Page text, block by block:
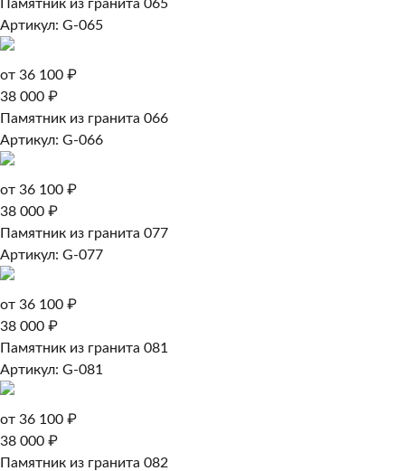
Памятник из гранита 065
Артикул: G-065
от 36 100 ₽
38 000 ₽
Памятник из гранита 066
Артикул: G-066
от 36 100 ₽
38 000 ₽
Памятник из гранита 077
Артикул: G-077
от 36 100 ₽
38 000 ₽
Памятник из гранита 081
Артикул: G-081
от 36 100 ₽
38 000 ₽
Памятник из гранита 082